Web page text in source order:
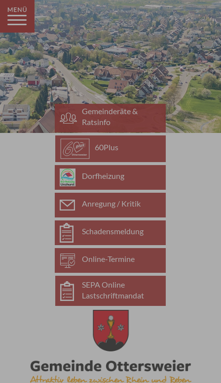
Gemeinderäte &
Ratsinfo
60Plus
Dorfheizung
Anregung / Kritik
Schadensmeldung
Online-Termine
SEPA Online
Lastschriftmandat